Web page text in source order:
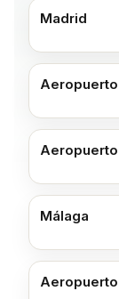
Madrid
Málaga